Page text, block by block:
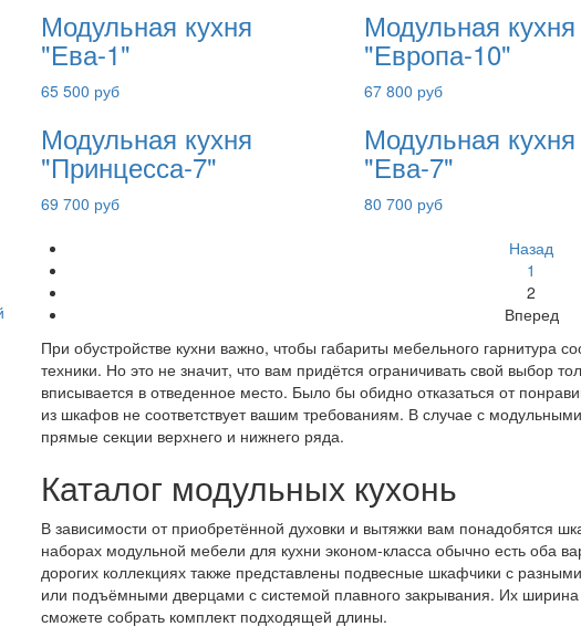
Модульная кухня
"Ева-1"
65 500 руб
Модульная кухня
"Европа-10"
67 800 руб
Модульная кухня
"Принцесса-7"
69 700 руб
Модульная кухня
"Ева-7"
80 700 руб
Назад
1
2
Вперед
При обустройстве кухни важно, чтобы габариты мебельного гарнитура
техники. Но это не значит, что вам придётся ограничивать свой выбор
вписывается в отведенное место. Было бы обидно отказаться от
из шкафов не соответствует вашим требованиям. В случае с
прямые секции верхнего и нижнего ряда.
Каталог модульных кухонь
В зависимости от приобретённой духовки и вытяжки вам понадобятся
наборах модульной мебели для кухни эконом-класса обычно есть оба
дорогих коллекциях также представлены подвесные шкафчики с
или подъёмными дверцами с системой плавного закрывания. Их ширина
сможете собрать комплект подходящей длины.